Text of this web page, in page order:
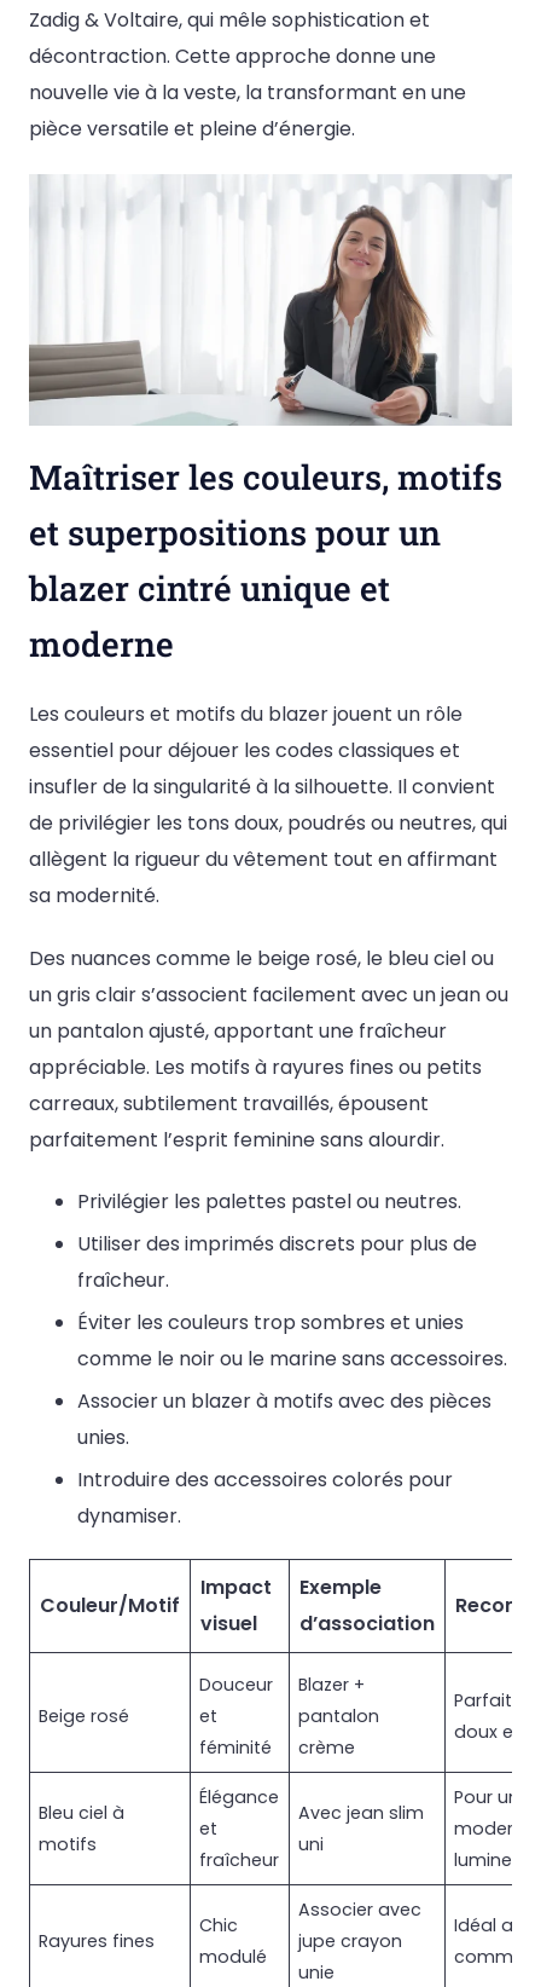
Zadig & Voltaire, qui mêle sophistication et
décontraction. Cette approche donne une
nouvelle vie à la veste, la transformant en une
pièce versatile et pleine d’énergie.
Maîtriser les couleurs, motifs
et superpositions pour un
blazer cintré unique et
moderne
Les couleurs et motifs du blazer jouent un rôle
essentiel pour déjouer les codes classiques et
insufler de la singularité à la silhouette. Il convient
de privilégier les tons doux, poudrés ou neutres, qui
allègent la rigueur du vêtement tout en affirmant
sa modernité.
Des nuances comme le beige rosé, le bleu ciel ou
un gris clair s’associent facilement avec un jean ou
un pantalon ajusté, apportant une fraîcheur
appréciable. Les motifs à rayures fines ou petits
carreaux, subtilement travaillés, épousent
parfaitement l’esprit feminine sans alourdir.
Privilégier les palettes pastel ou neutres.
Utiliser des imprimés discrets pour plus de
fraîcheur.
Éviter les couleurs trop sombres et unies
comme le noir ou le marine sans accessoires.
Associer un blazer à motifs avec des pièces
unies.
Introduire des accessoires colorés pour
dynamiser.
Couleur/Motif
Impact
visuel
Exemple
d’association
Beige rosé
Douceur
et
féminité
Blazer +
pantalon
crème
Parfait
doux et
Bleu ciel à
motifs
Élégance
et
fraîcheur
Avec jean slim
uni
Pour un
moderne
lumineux
Rayures fines
Chic
modulé
Associer avec
jupe crayon
unie
Idéal au
comme